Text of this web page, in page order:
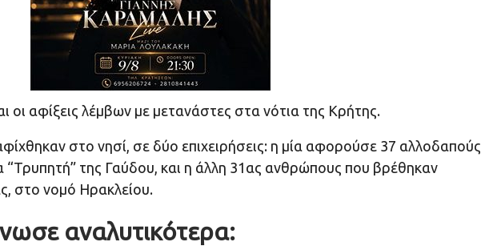
οι αφίξεις λέμβων με μετανάστες στα νότια της Κρήτης.
στο νησί, σε δύο επιχειρήσεις: η μία αφορούσε 37 αλλοδαπούς
“Τρυπητή” της Γαύδου, και η άλλη 31ας ανθρώπους που βρέθηκαν
στο νομό Ηρακλείου.
αναλυτικότερα: